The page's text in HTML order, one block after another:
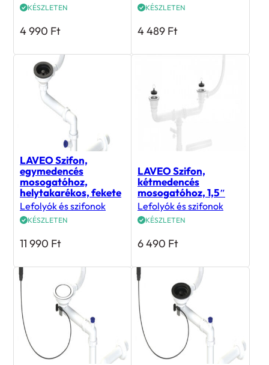
KÉSZLETEN
4 990 Ft
KÉSZLETEN
4 489 Ft
LAVEO Szifon,
egymedencés
mosogatóhoz,
helytakarékos, fekete
Lefolyók és szifonok
KÉSZLETEN
11 990 Ft
LAVEO Szifon,
kétmedencés
mosogatóhoz, 1,5″
Lefolyók és szifonok
KÉSZLETEN
6 490 Ft